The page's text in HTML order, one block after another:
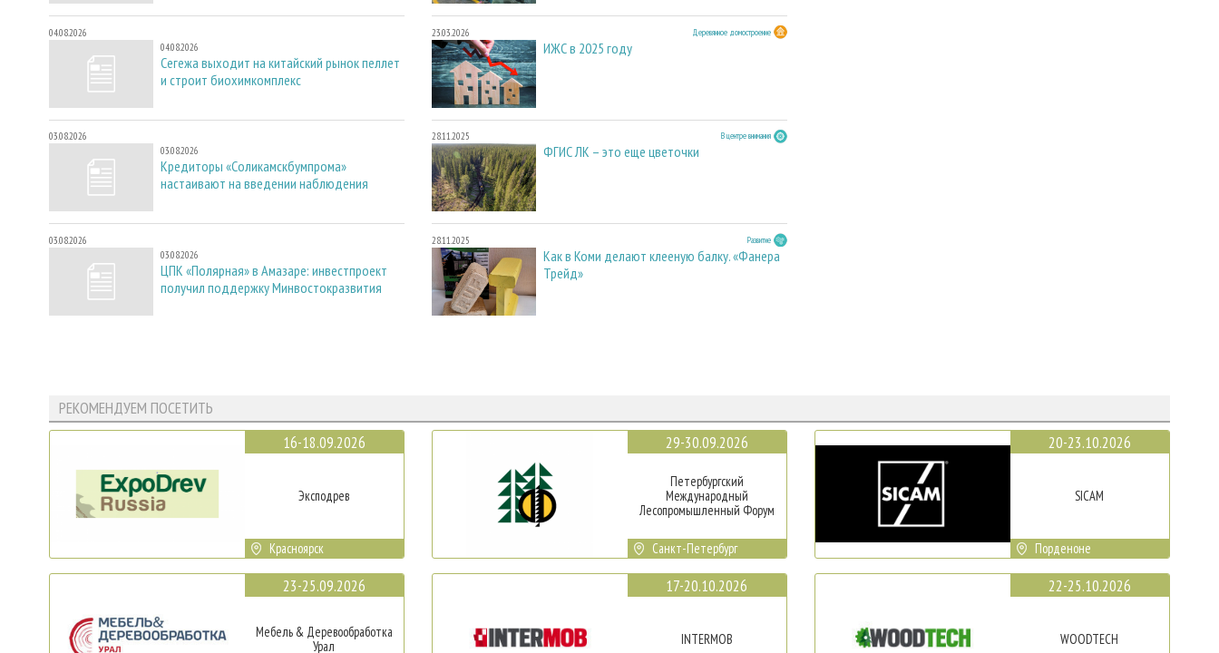
04.08.2026
04.08.2026
Сегежа выходит на китайский рынок пеллет
и строит биохимкомплекс
03.08.2026
03.08.2026
Кредиторы «Соликамскбумпрома»
настаивают на введении наблюдения
03.08.2026
03.08.2026
ЦПК «Полярная» в Амазаре: инвестпроект
получил поддержку Минвостокразвития
23.03.2026 Деревянное домостроение
ИЖС в 2025 году
28.11.2025 В центре внимания
ФГИС ЛК – это еще цветочки
28.11.2025 Развитие
Как в Коми делают клееную балку. «Фанера
Трейд»
РЕКОМЕНДУЕМ ПОСЕТИТЬ
16-18.09.2026
Эксподрев
Красноярск
23-25.09.2026
Мебель & Деревообработка
Урал
29-30.09.2026
Петербургский
Международный
Лесопромышленный Форум
Санкт-Петербург
17-20.10.2026
INTERMOB
20-23.10.2026
SICAM
Порденоне
22-25.10.2026
WOODTECH